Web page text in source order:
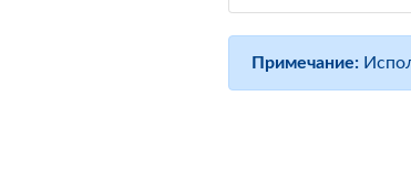
Примечание: